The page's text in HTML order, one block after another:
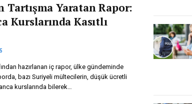
Tartışma Yaratan Rapor:
Kurslarında Kasıtlı
hazırlanan iç rapor, ülke gündeminde
bazı Suriyeli mültecilerin, düşük ücretli
kurslarında bilerek…